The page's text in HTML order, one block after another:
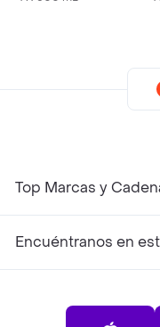
Top Marcas y
Encuéntranos en